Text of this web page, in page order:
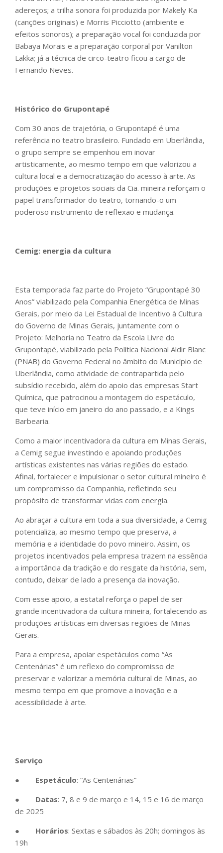
adereços; a trilha sonora foi produzida por Makely Ka
(canções originais) e Morris Picciotto (ambiente e
efeitos sonoros); a preparação vocal foi conduzida por
Babaya Morais e a preparação corporal por Vanilton
Lakka; já a técnica de circo-teatro ficou a cargo de
Fernando Neves.
Histórico do Grupontapé
Com 30 anos de trajetória, o Grupontapé é uma
referência no teatro brasileiro. Fundado em Uberlândia,
o grupo sempre se empenhou em inovar
artisticamente, ao mesmo tempo em que valorizou a
cultura local e a democratização do acesso à arte. As
produções e projetos sociais da Cia. mineira reforçam o
papel transformador do teatro, tornando-o um
poderoso instrumento de reflexão e mudança.
Cemig: energia da cultura
Esta temporada faz parte do Projeto “Grupontapé 30
Anos” viabilizado pela Companhia Energética de Minas
Gerais, por meio da Lei Estadual de Incentivo à Cultura
do Governo de Minas Gerais, juntamente com o
Projeto: Melhoria no Teatro da Escola Livre do
Grupontapé, viabilizado pela Política Nacional Aldir Blanc
(PNAB) do Governo Federal no âmbito do Município de
Uberlândia, como atividade de contrapartida pelo
subsídio recebido, além do apoio das empresas Start
Química, que patrocinou a montagem do espetáculo,
que teve início em janeiro do ano passado, e a Kings
Barbearia.
Como a maior incentivadora da cultura em Minas Gerais,
a Cemig segue investindo e apoiando produções
artísticas existentes nas várias regiões do estado.
Afinal, fortalecer e impulsionar o setor cultural mineiro é
um compromisso da Companhia, refletindo seu
propósito de transformar vidas com energia.
Ao abraçar a cultura em toda a sua diversidade, a Cemig
potencializa, ao mesmo tempo que preserva, a
memória e a identidade do povo mineiro. Assim, os
projetos incentivados pela empresa trazem na essência
a importância da tradição e do resgate da história, sem,
contudo, deixar de lado a presença da inovação.
Com esse apoio, a estatal reforça o papel de ser
grande incentivadora da cultura mineira, fortalecendo as
produções artísticas em diversas regiões de Minas
Gerais.
Para a empresa, apoiar espetáculos como “As
Centenárias” é um reflexo do compromisso de
preservar e valorizar a memória cultural de Minas, ao
mesmo tempo em que promove a inovação e a
acessibilidade à arte.
Serviço
● Espetáculo: “As Centenárias”
● Datas: 7, 8 e 9 de março e 14, 15 e 16 de março
de 2025
● Horários: Sextas e sábados às 20h; domingos às
19h